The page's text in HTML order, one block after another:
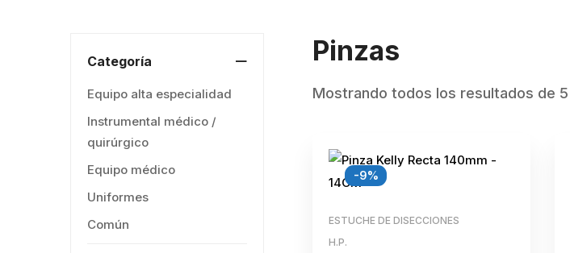
Categoría
Equipo alta especialidad
Instrumental médico /
quirúrgico
Equipo médico
Uniformes
Común
Pinzas
Mostrando todos los resultados de 5
-9%
ESTUCHE DE DISECCIONES
H.P.